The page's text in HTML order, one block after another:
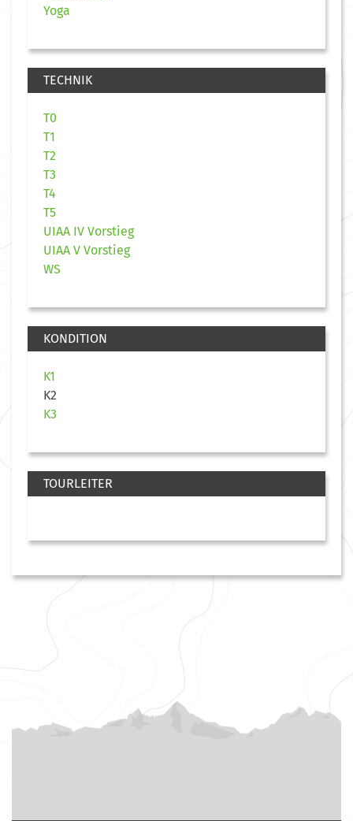
Yoga
TECHNIK
T0
T1
T2
T3
T4
T5
UIAA IV Vorstieg
UIAA V Vorstieg
WS
KONDITION
K1
K2
K3
TOURLEITER